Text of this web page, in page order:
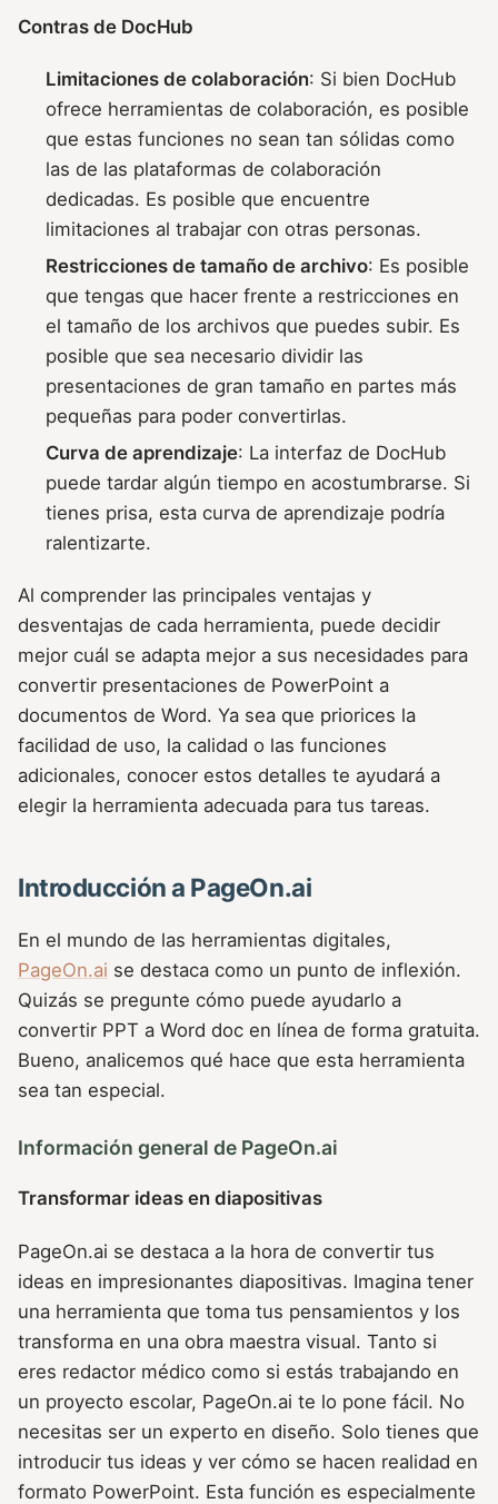
Contras de DocHub
Limitaciones de colaboración: Si bien DocHub
ofrece herramientas de colaboración, es posible
que estas funciones no sean tan sólidas como
las de las plataformas de colaboración
dedicadas. Es posible que encuentre
limitaciones al trabajar con otras personas.
Restricciones de tamaño de archivo: Es posible
que tengas que hacer frente a restricciones en
el tamaño de los archivos que puedes subir. Es
posible que sea necesario dividir las
presentaciones de gran tamaño en partes más
pequeñas para poder convertirlas.
Curva de aprendizaje: La interfaz de DocHub
puede tardar algún tiempo en acostumbrarse. Si
tienes prisa, esta curva de aprendizaje podría
ralentizarte.
Al comprender las principales ventajas y
desventajas de cada herramienta, puede decidir
mejor cuál se adapta mejor a sus necesidades para
convertir presentaciones de PowerPoint a
documentos de Word. Ya sea que priorices la
facilidad de uso, la calidad o las funciones
adicionales, conocer estos detalles te ayudará a
elegir la herramienta adecuada para tus tareas.
Introducción a PageOn.ai
En el mundo de las herramientas digitales,
PageOn.ai se destaca como un punto de inflexión.
Quizás se pregunte cómo puede ayudarlo a
convertir PPT a Word doc en línea de forma gratuita.
Bueno, analicemos qué hace que esta herramienta
sea tan especial.
Información general de PageOn.ai
Transformar ideas en diapositivas
PageOn.ai se destaca a la hora de convertir tus
ideas en impresionantes diapositivas. Imagina tener
una herramienta que toma tus pensamientos y los
transforma en una obra maestra visual. Tanto si
eres redactor médico como si estás trabajando en
un proyecto escolar, PageOn.ai te lo pone fácil. No
necesitas ser un experto en diseño. Solo tienes que
introducir tus ideas y ver cómo se hacen realidad en
formato PowerPoint. Esta función es especialmente